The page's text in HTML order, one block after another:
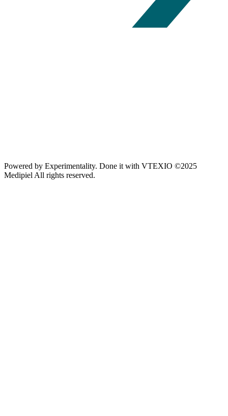
Powered by Experimentality. Done it with VTEXIO ©2025
Medipiel All rights reserved.